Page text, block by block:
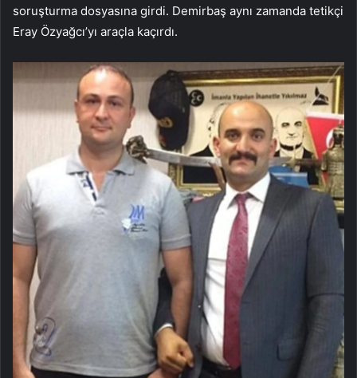
soruşturma dosyasına girdi. Demirbaş aynı zamanda tetikçi
Eray Özyağcı’yı araçla kaçırdı.